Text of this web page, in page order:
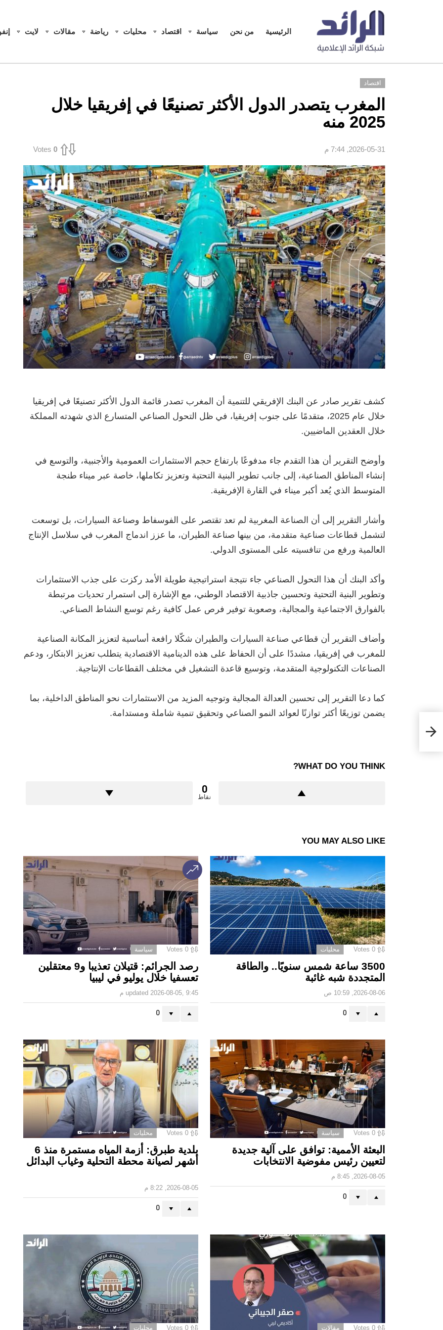
الرئيسية من نحن سياسة اقتصاد محليات رياضة مقالات لايت
اقتصاد
المغرب يتصدر الدول الأكثر تصنيعًا في إفريقيا خلال
2025 ‏منه
2026-05-31, 7:44 م 0
Votes
‏كشف تقرير صادر عن البنك الإفريقي للتنمية أن المغرب تصدر قائمة الدول الأكثر تصنيعًا في إفريقيا
خلال عام 2025، متقدمًا على جنوب إفريقيا، في ظل التحول الصناعي المتسارع الذي شهدته المملكة
خلال العقدين الماضيين.
‏وأوضح التقرير أن هذا التقدم جاء مدفوعًا بارتفاع حجم الاستثمارات العمومية والأجنبية، والتوسع في
إنشاء المناطق الصناعية، إلى جانب تطوير البنية التحتية وتعزيز تكاملها، خاصة عبر ميناء طنجة
المتوسط الذي يُعد أكبر ميناء في القارة الإفريقية.
‏وأشار التقرير إلى أن الصناعة المغربية لم تعد تقتصر على الفوسفاط وصناعة السيارات، بل توسعت
لتشمل قطاعات صناعية متقدمة، من بينها صناعة الطيران، ما عزز اندماج المغرب في سلاسل الإنتاج
العالمية ورفع من تنافسيته على المستوى الدولي.
‏وأكد البنك أن هذا التحول الصناعي جاء نتيجة استراتيجية طويلة الأمد ركزت على جذب الاستثمارات
وتطوير البنية التحتية وتحسين جاذبية الاقتصاد الوطني، مع الإشارة إلى استمرار تحديات مرتبطة
بالفوارق الاجتماعية والمجالية، وصعوبة توفير فرص عمل كافية رغم توسع النشاط الصناعي.
‏وأضاف التقرير أن قطاعي صناعة السيارات والطيران شكّلا رافعة أساسية لتعزيز المكانة الصناعية
للمغرب في إفريقيا، مشددًا على أن الحفاظ على هذه الدينامية الاقتصادية يتطلب تعزيز الابتكار، ودعم
الصناعات التكنولوجية المتقدمة، وتوسيع قاعدة التشغيل في مختلف القطاعات الإنتاجية.
‏كما دعا التقرير إلى تحسين العدالة المجالية وتوجيه المزيد من الاستثمارات نحو المناطق الداخلية، بما
يضمن توزيعًا أكثر توازنًا لعوائد النمو الصناعي وتحقيق تنمية شاملة ومستدامة.
WHAT DO YOU THINK?
0
نقاط
YOU MAY ALSO LIKE
0
Votes محليات
3500 ساعة شمس سنويًا.. والطاقة
المتجددة شبه غائبة
2026-08-06, 10:59 ص
0
0
Votes سياسة
رصد الجرائم: قتيلان تعذيبا و9 معتقلين
تعسفيا خلال يوليو في ليبيا
updated 2026-08-05, 9:45 م
0
0
Votes سياسة
البعثة الأممية: توافق على آلية جديدة
لتعيين رئيس مفوضية الانتخابات
2026-08-05, 8:45 م
0
0
Votes محليات
بلدية طبرق: أزمة المياه مستمرة منذ 6
أشهر لصيانة محطة التحلية وغياب البدائل ‏
2026-08-05, 8:22 م
0
0
Votes مقالات 0
Votes محليات